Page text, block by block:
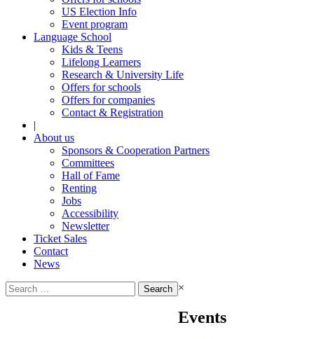
US Election Info
Event program
Language School
Kids & Teens
Lifelong Learners
Research & University Life
Offers for schools
Offers for companies
Contact & Registration
|
About us
Sponsors & Cooperation Partners
Committees
Hall of Fame
Renting
Jobs
Accessibility
Newsletter
Ticket Sales
Contact
News
Search
for:
×
Events